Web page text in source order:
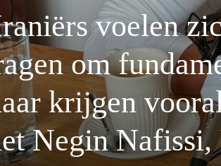
voelen
om
krijgen
Negin Nafissi,